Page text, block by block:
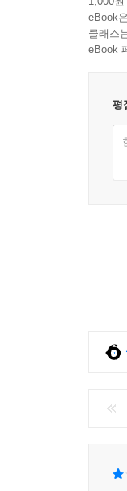
eBook
클래스
eBook
평